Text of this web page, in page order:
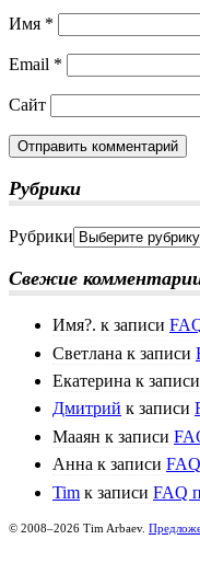
Имя *
Email *
Сайт
Рубрики
Рубрики
Свежие
Имя?. к записи
Светлана к записи
Екатерина к записи
Дмитрий к записи
Мааян к записи
Анна к записи
Tim к записи FAQ
© 2008–2026 Tim Arbaev.